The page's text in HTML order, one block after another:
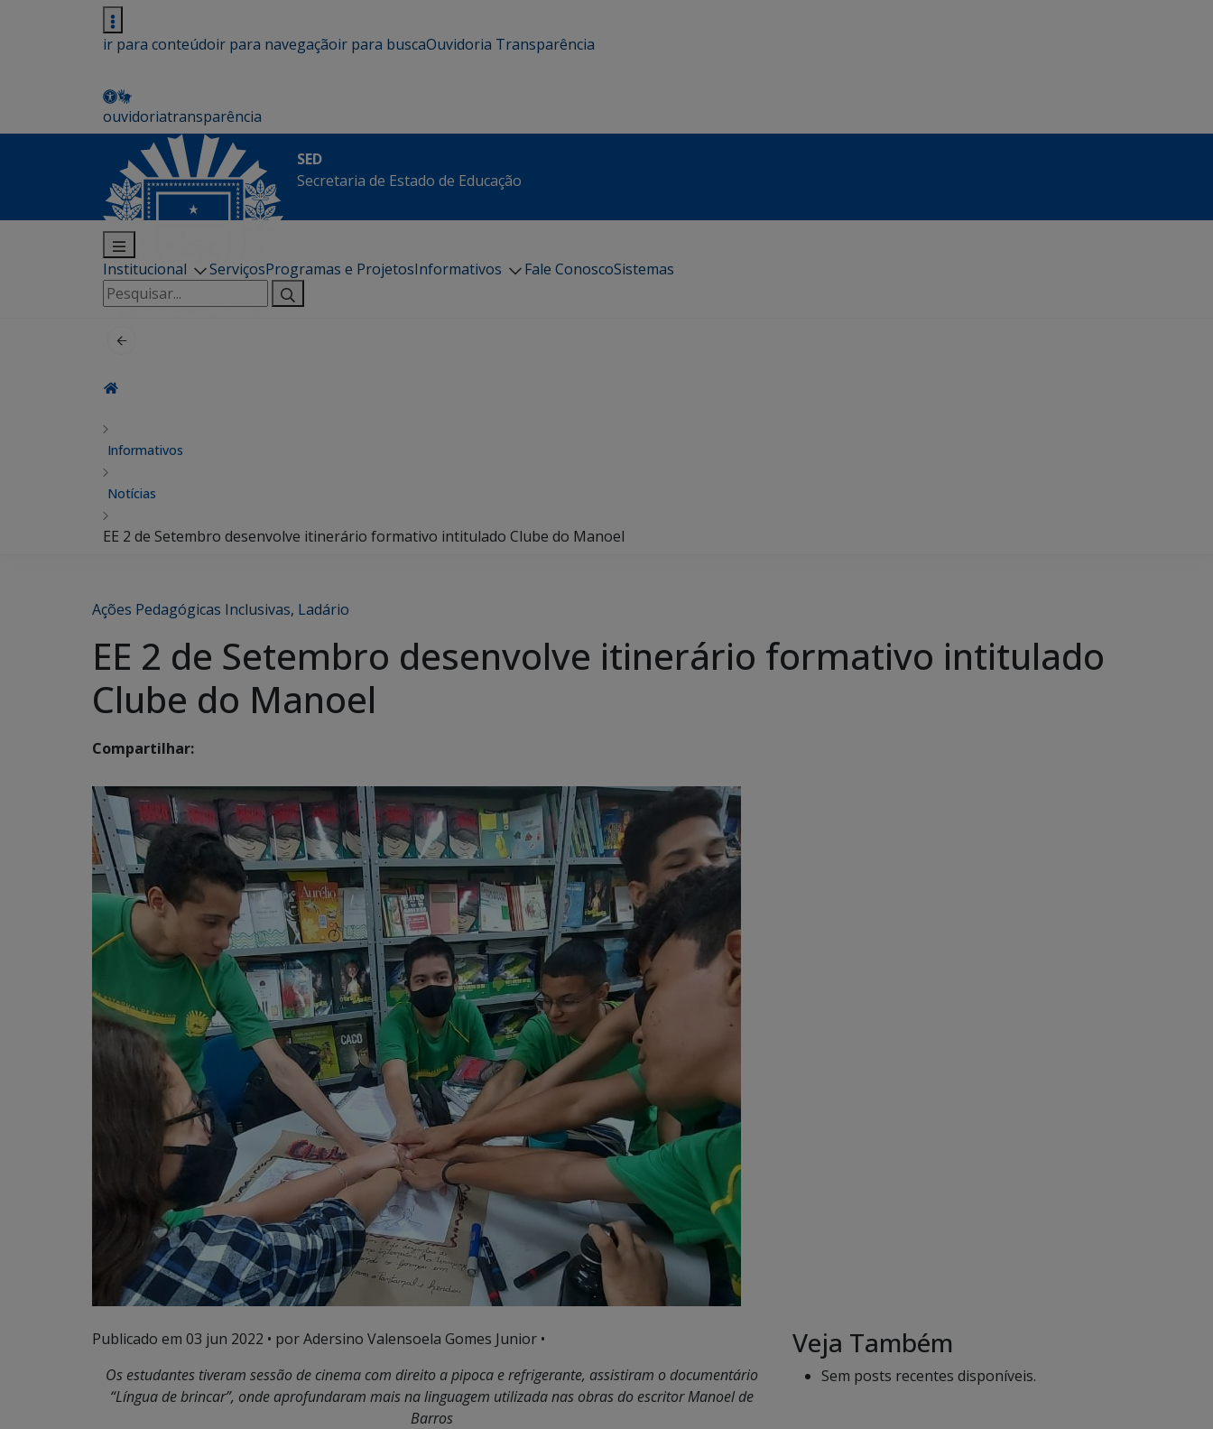
ir para conteúdoir para navegaçãoir para buscaOuvidoria Transparência
ouvidoriatransparência
SED
Secretaria de Estado de Educação
Institucional ServiçosProgramas e ProjetosInformativos Fale ConoscoSistemas
Pesquisar
por:
Informativos
Notícias
EE 2 de Setembro desenvolve itinerário formativo intitulado Clube do Manoel
Ações Pedagógicas Inclusivas, Ladário
EE 2 de Setembro desenvolve itinerário formativo intitulado
Clube do Manoel
Compartilhar:
Publicado em 03 jun 2022 • por Adersino Valensoela Gomes Junior •
Os estudantes tiveram sessão de cinema com direito a pipoca e refrigerante, assistiram o documentário
“Língua de brincar”, onde aprofundaram mais na linguagem utilizada nas obras do escritor Manoel de
Barros
Veja Também
Sem posts recentes disponíveis.